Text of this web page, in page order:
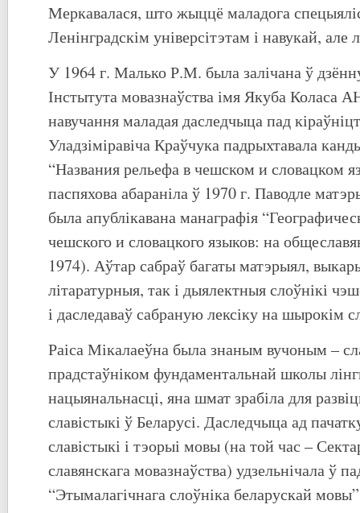
Меркавалася, што жыццё маладога
Ленінградскім універсітэтам і навукай, але
У 1964 г. Малько Р.М. была залічана ў
Інстытута мовазнаўства імя Якуба Коласа
навучання маладая даследчыца пад
Уладзіміравіча Краўчука падрыхтавала
“Названия рельефа в чешском и словацком
паспяхова абараніла ў 1970 г. Паводле
была апублікавана манаграфія
чешского и словацкого языков: на
1974). Аўтар сабраў багаты матэрыял,
літаратурныя, так і дыялектныя слоўнікі
і даследаваў сабраную лексіку на шырокім
Раіса Мікалаеўна была знаным вучоным –
прадстаўніком фундаментальнай школы
нацыянальнасці, яна шмат зрабіла для
славістыкі ў Беларусі. Даследчыца ад
славістыкі і тэорыі мовы (на той час –
славянскага мовазнаўства) удзельнічала ў
“Этымалагічнага слоўніка беларускай